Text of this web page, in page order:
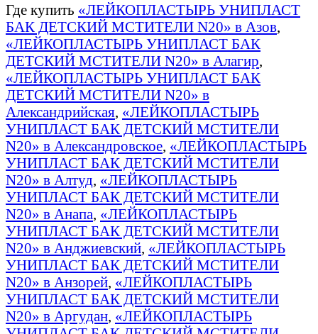
Где купить «ЛЕЙКОПЛАСТЫРЬ УНИПЛАСТ
БАК ДЕТСКИЙ МСТИТЕЛИ N20» в Азов,
«ЛЕЙКОПЛАСТЫРЬ УНИПЛАСТ БАК
ДЕТСКИЙ МСТИТЕЛИ N20» в Алагир,
«ЛЕЙКОПЛАСТЫРЬ УНИПЛАСТ БАК
ДЕТСКИЙ МСТИТЕЛИ N20» в
Александрийская, «ЛЕЙКОПЛАСТЫРЬ
УНИПЛАСТ БАК ДЕТСКИЙ МСТИТЕЛИ
N20» в Александровское, «ЛЕЙКОПЛАСТЫРЬ
УНИПЛАСТ БАК ДЕТСКИЙ МСТИТЕЛИ
N20» в Алтуд, «ЛЕЙКОПЛАСТЫРЬ
УНИПЛАСТ БАК ДЕТСКИЙ МСТИТЕЛИ
N20» в Анапа, «ЛЕЙКОПЛАСТЫРЬ
УНИПЛАСТ БАК ДЕТСКИЙ МСТИТЕЛИ
N20» в Анджиевский, «ЛЕЙКОПЛАСТЫРЬ
УНИПЛАСТ БАК ДЕТСКИЙ МСТИТЕЛИ
N20» в Анзорей, «ЛЕЙКОПЛАСТЫРЬ
УНИПЛАСТ БАК ДЕТСКИЙ МСТИТЕЛИ
N20» в Аргудан, «ЛЕЙКОПЛАСТЫРЬ